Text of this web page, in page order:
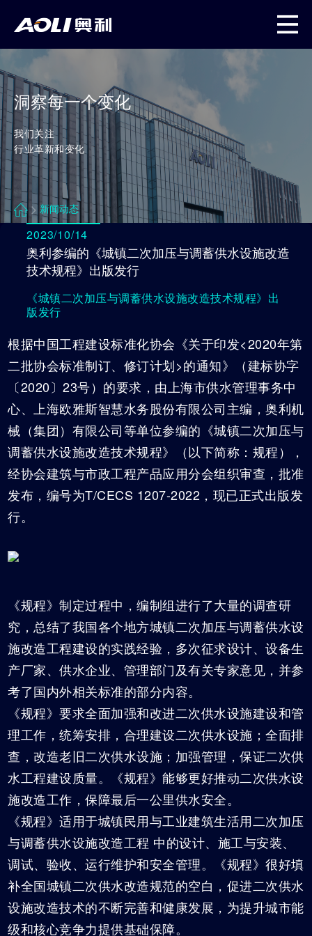
销售商务支持
技术服务支持
生产运营支持
项目交付支持
农村供水产品&解决方案
单泵系列产品
智慧管理平台
标准化泵房
智慧水厂
户外泵站
渠道政策
新闻动态
资质荣誉
联系我们
新闻动态
洞察每一个变化
我们关注
行业革新和变化
奥利参编的《城镇二次加压与调蓄供水设施改造
技术规程》出版发行
《城镇二次加压与调蓄供水设施改造技术规程》出
版发行
2023/10/14
根据中国工程建设标准化协会《关于印发<2020年第
二批协会标准制订、修订计划>的通知》（建标协字
〔2020〕23号）的要求，由上海市供水管理事务中
心、上海欧雅斯智慧水务股份有限公司主编，奥利机
械（集团）有限公司等单位参编的《城镇二次加压与
调蓄供水设施改造技术规程》（以下简称：规程），
经协会建筑与市政工程产品应用分会组织审查，批准
发布，编号为T/CECS 1207-2022，现已正式出版发
行。
《规程》制定过程中，编制组进行了大量的调查研
究，总结了我国各个地方城镇二次加压与调蓄供水设
施改造工程建设的实践经验，多次征求设计、设备生
产厂家、供水企业、管理部门及有关专家意见，并参
考了国内外相关标准的部分内容。
《规程》要求全面加强和改进二次供水设施建设和管
理工作，统筹安排，合理建设二次供水设施；全面排
查，改造老旧二次供水设施；加强管理，保证二次供
水工程建设质量。《规程》能够更好推动二次供水设
施改造工作，保障最后一公里供水安全。
《规程》适用于城镇民用与工业建筑生活用二次加压
与调蓄供水设施改造工程 中的设计、施工与安装、
调试、验收、运行维护和安全管理。《规程》很好填
补全国城镇二次供水改造规范的空白，促进二次供水
设施改造技术的不断完善和健康发展，为提升城市能
级和核心竞争力提供基础保障。